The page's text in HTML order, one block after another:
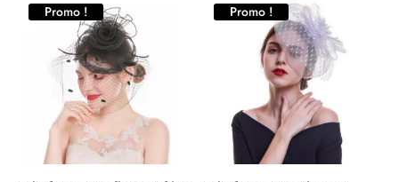
était :
39.90€.
est :
34.00€.
était :
32.00€.
est :
24.99€.
Promo ! Promo !